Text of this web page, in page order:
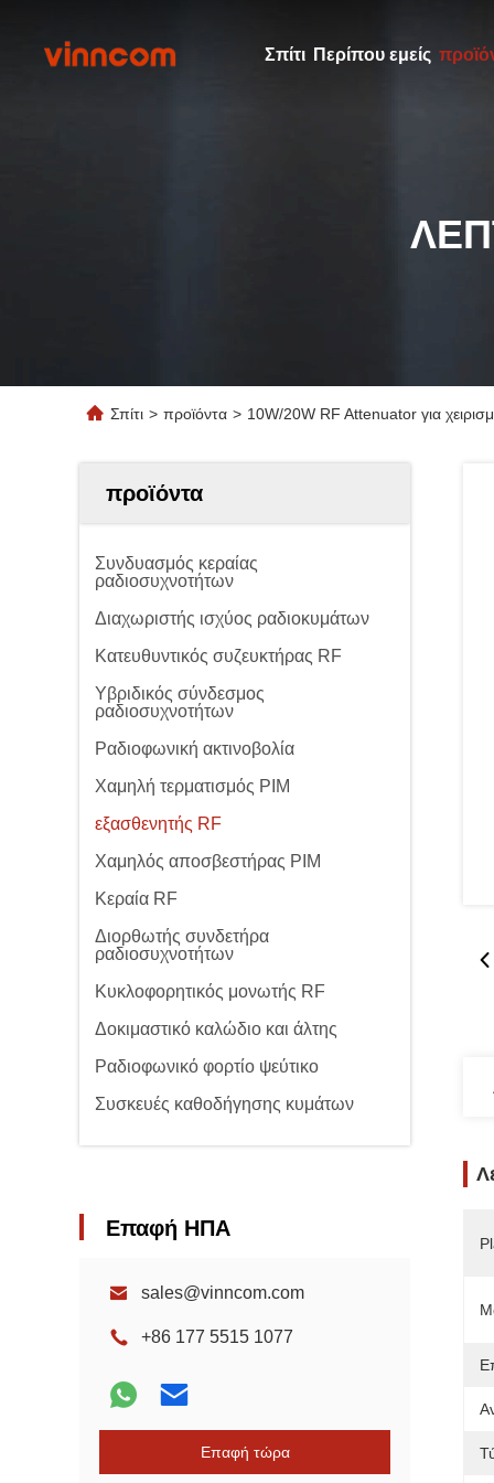
Σπίτι Περίπου εμείς
Σπίτι > προϊόντα > 10W/20W RF Attenuator για
προϊόντα
Συνδυασμός κεραίας
ραδιοσυχνοτήτων
Διαχωριστής ισχύος ραδιοκυμάτων
Κατευθυντικός συζευκτήρας RF
Υβριδικός σύνδεσμος
ραδιοσυχνοτήτων
Ραδιοφωνική ακτινοβολία
Χαμηλή τερματισμός PIM
εξασθενητής RF
Χαμηλός αποσβεστήρας PIM
Κεραία RF
Διορθωτής συνδετήρα
ραδιοσυχνοτήτων
Κυκλοφορητικός μονωτής RF
Δοκιμαστικό καλώδιο και άλτης
Ραδιοφωνικό φορτίο ψεύτικο
Συσκευές καθοδήγησης κυμάτων
Επαφή ΗΠΑ
sales@vinncom.com
+86 177 5515 1077
Επαφή τώρα